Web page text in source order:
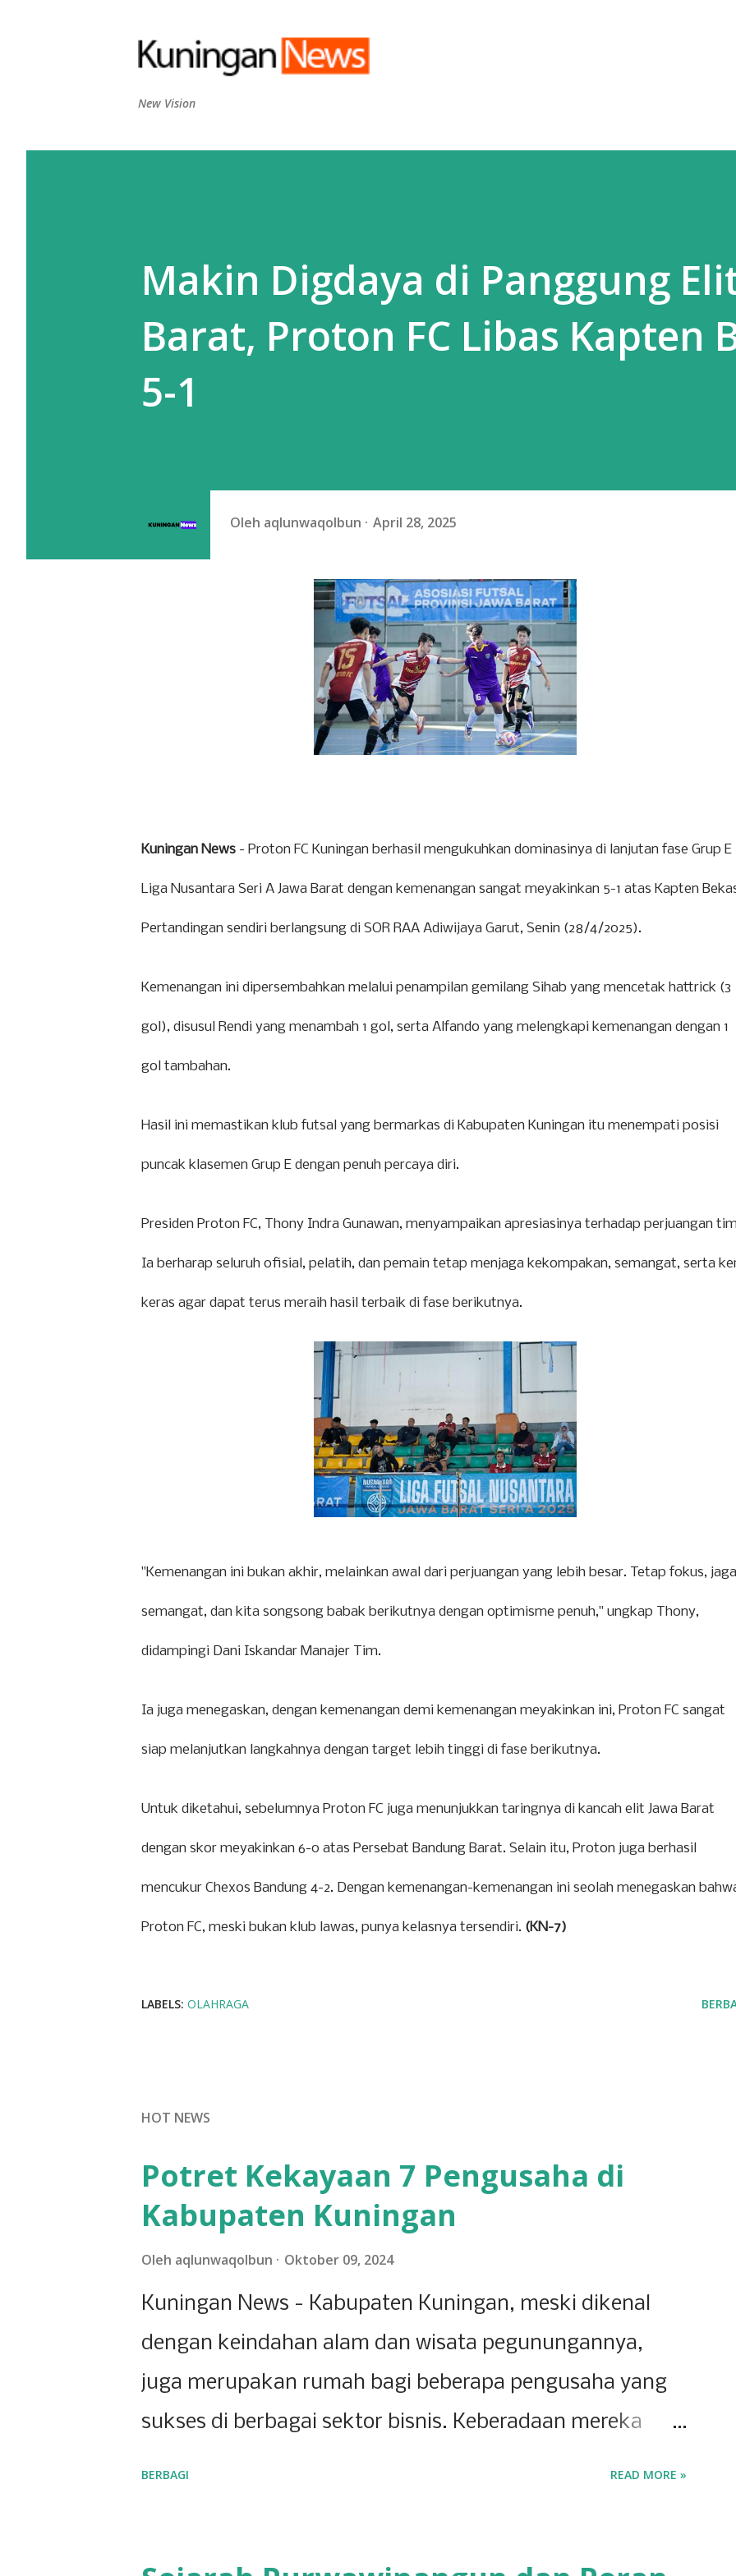
New Vision
Makin Digdaya di Panggung
Barat, Proton FC Libas Kapten
5-1
Oleh aqlunwaqolbun April 28, 2025
Kuningan News - Proton FC Kuningan berhasil mengukuhkan dominasinya di lanjutan fase Grup E
Liga Nusantara Seri A Jawa Barat dengan kemenangan sangat meyakinkan 5-1 atas Kapten
Pertandingan sendiri berlangsung di SOR RAA Adiwijaya Garut, Senin (28/4/2025).
Kemenangan ini dipersembahkan melalui penampilan gemilang Sihab yang mencetak hattrick (3
gol), disusul Rendi yang menambah 1 gol, serta Alfando yang melengkapi kemenangan dengan 1
gol tambahan.
Hasil ini memastikan klub futsal yang bermarkas di Kabupaten Kuningan itu menempati posisi
puncak klasemen Grup E dengan penuh percaya diri.
Presiden Proton FC, Thony Indra Gunawan, menyampaikan apresiasinya terhadap perjuangan
Ia berharap seluruh ofisial, pelatih, dan pemain tetap menjaga kekompakan, semangat, serta
keras agar dapat terus meraih hasil terbaik di fase berikutnya.
"Kemenangan ini bukan akhir, melainkan awal dari perjuangan yang lebih besar. Tetap fokus, jaga
semangat, dan kita songsong babak berikutnya dengan optimisme penuh," ungkap Thony,
didampingi Dani Iskandar Manajer Tim.
Ia juga menegaskan, dengan kemenangan demi kemenangan meyakinkan ini, Proton FC sangat
siap melanjutkan langkahnya dengan target lebih tinggi di fase berikutnya.
Untuk diketahui, sebelumnya Proton FC juga menunjukkan taringnya di kancah elit Jawa Barat
dengan skor meyakinkan 6-0 atas Persebat Bandung Barat. Selain itu, Proton juga berhasil
mencukur Chexos Bandung 4-2. Dengan kemenangan-kemenangan ini seolah menegaskan
Proton FC, meski bukan klub lawas, punya kelasnya tersendiri. (KN-7)
LABELS: OLAHRAGA
HOT NEWS
Potret Kekayaan 7 Pengusaha di
Kabupaten Kuningan
Oleh aqlunwaqolbun Oktober 09, 2024
Kuningan News - Kabupaten Kuningan, meski dikenal
dengan keindahan alam dan wisata pegunungannya,
juga merupakan rumah bagi beberapa pengusaha yang
sukses di berbagai sektor bisnis. Keberadaan mereka
BERBAGI READ MORE »